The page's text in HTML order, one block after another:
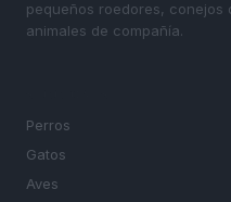
pequeños roedores, conejos
animales de compañía.
Perros
Gatos
Aves